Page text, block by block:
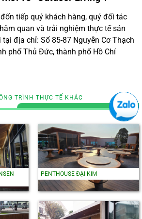
tiếp quý khách hàng, quý đối tác
quan và trải nghiệm thực tế sản
địa chỉ: Số 85-87 Nguyễn Cơ Thạch
phố Thủ Đức, thành phố Hồ Chí
TRÌNH THỰC TẾ KHÁC
PENTHOUSE ĐẠI KIM